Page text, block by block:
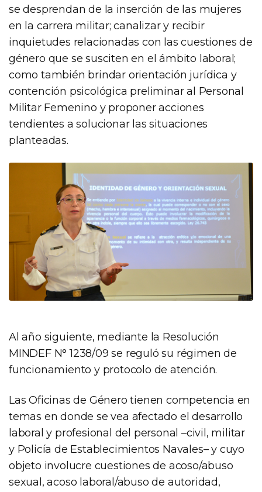
se desprendan de la inserción de las mujeres
en la carrera militar; canalizar y recibir
inquietudes relacionadas con las cuestiones de
género que se susciten en el ámbito laboral;
como también brindar orientación jurídica y
contención psicológica preliminar al Personal
Militar Femenino y proponer acciones
tendientes a solucionar las situaciones
planteadas.
Al año siguiente, mediante la Resolución
MINDEF N° 1238/09 se reguló su régimen de
funcionamiento y protocolo de atención.
Las Oficinas de Género tienen competencia en
temas en donde se vea afectado el desarrollo
laboral y profesional del personal –civil, militar
y Policía de Establecimientos Navales– y cuyo
objeto involucre cuestiones de acoso/abuso
sexual, acoso laboral/abuso de autoridad,